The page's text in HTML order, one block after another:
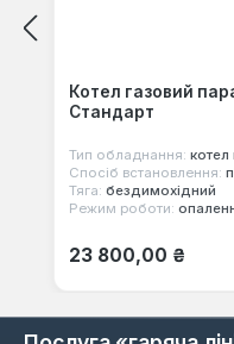
Котел газовий
Стандарт
Тип обладнання: котел
Спосіб встановлення:
Тяга: бездимохідний
Режим роботи:
Звичайна ціна:
23 800,00 ₴